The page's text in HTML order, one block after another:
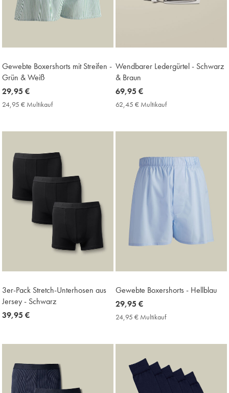
Gewebte Boxershorts mit Streifen -
Grün & Weiß
now
29,95
29,95 €
24,95 € Multikauf24,95
Price
Wendbarer Ledergürtel - Schwarz
& Braun
now
69,95
69,95 €
62,45 € Multikauf62,45
Price
3er-Pack Stretch-Unterhosen aus
Jersey - Schwarz
now
39,95 €
Gewebte Boxershorts - Hellblau
now
29,95
29,95 €
24,95 € Multikauf24,95
Price